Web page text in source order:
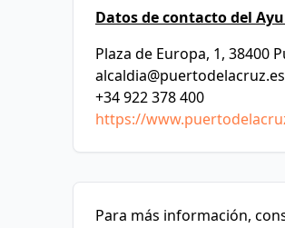
Datos de contacto del
Plaza de Europa, 1, 38400
alcaldia@puertodelacruz.es
+34 922 378 400
https://
Para más información,